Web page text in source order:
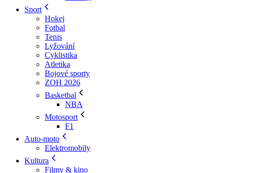
Sport
Hokej
Fotbal
Tenis
Lyžování
Cyklistika
Atletika
Bojové sporty
ZOH 2026
Basketbal
NBA
Motosport
F1
Auto-moto
Elektromobily
Kultura
Filmy & kino